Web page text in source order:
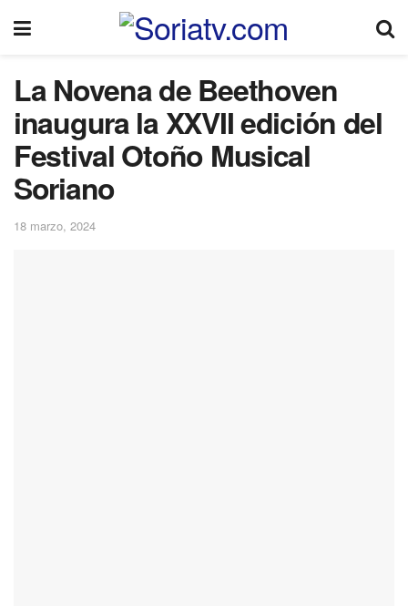
La Novena de Beethoven
inaugura la XXVII edición del
Festival Otoño Musical
Soriano
18 marzo, 2024